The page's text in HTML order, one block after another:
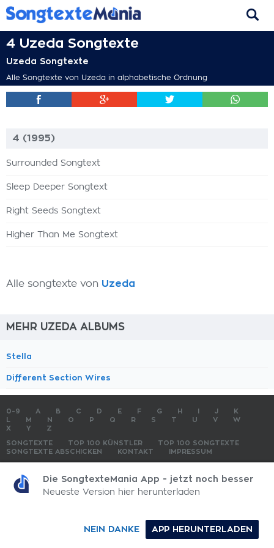
4 Uzeda Songtexte
Uzeda Songtexte
Alle Songtexte von Uzeda in alphabetische Ordnung
4 (1995)
Surrounded Songtext
Sleep Deeper Songtext
Right Seeds Songtext
Higher Than Me Songtext
Alle songtexte von Uzeda
MEHR UZEDA ALBUMS
Stella
Different Section Wires
0-9 A B C D E F G H J
K
M N O P Q R S T U V
W
X
Y Z
SONGTEXTE TOP 100 KÜNSTLER
TOP 100 SONGTEXTE
SONGTEXTE ABSCHICKEN
KONTAKT IMPRESSUM
Die SongtexteMania App - jetzt noch besser
Neueste Version hier herunterladen
APP HERUNTERLADEN
NEIN DANKE